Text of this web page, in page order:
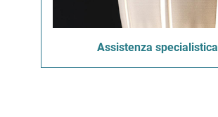
Assistenza specialistica